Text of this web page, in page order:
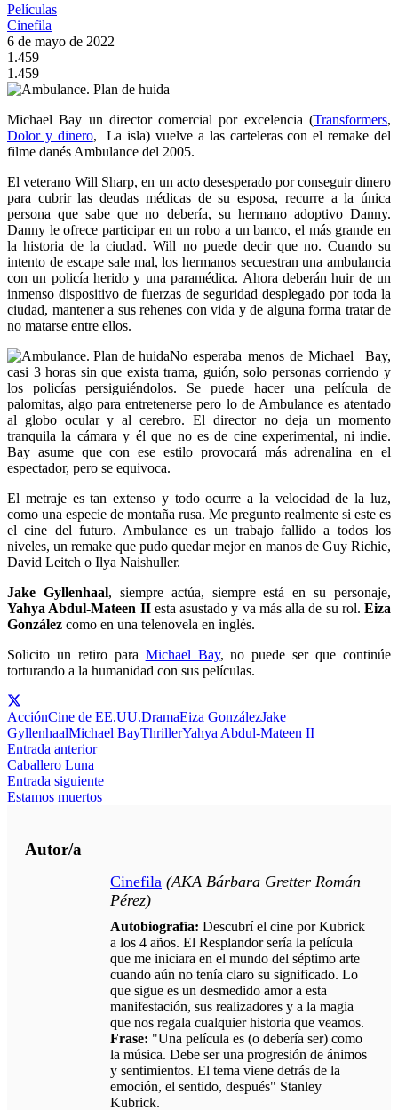
Películas
Cinefila
6 de mayo de 2022
1.459
1.459
Michael Bay un director comercial por excelencia (Transformers,
Dolor y dinero, La isla) vuelve a las carteleras con el remake del
filme danés Ambulance del 2005.
El veterano Will Sharp, en un acto desesperado por conseguir dinero
para cubrir las deudas médicas de su esposa, recurre a la única
persona que sabe que no debería, su hermano adoptivo Danny.
Danny le ofrece participar en un robo a un banco, el más grande en
la historia de la ciudad. Will no puede decir que no. Cuando su
intento de escape sale mal, los hermanos secuestran una ambulancia
con un policía herido y una paramédica. Ahora deberán huir de un
inmenso dispositivo de fuerzas de seguridad desplegado por toda la
ciudad, mantener a sus rehenes con vida y de alguna forma tratar de
no matarse entre ellos.
No esperaba menos de Michael Bay,
casi 3 horas sin que exista trama, guión, solo personas corriendo y
los policías persiguiéndolos. Se puede hacer una película de
palomitas, algo para entretenerse pero lo de Ambulance es atentado
al globo ocular y al cerebro. El director no deja un momento
tranquila la cámara y él que no es de cine experimental, ni indie.
Bay asume que con ese estilo provocará más adrenalina en el
espectador, pero se equivoca.
El metraje es tan extenso y todo ocurre a la velocidad de la luz,
como una especie de montaña rusa. Me pregunto realmente si este es
el cine del futuro. Ambulance es un trabajo fallido a todos los
niveles, un remake que pudo quedar mejor en manos de Guy Richie,
David Leitch o Ilya Naishuller.
Jake Gyllenhaal, siempre actúa, siempre está en su personaje,
Yahya Abdul-Mateen IIesta asustado y va más alla de su rol. Eiza
González como en una telenovela en inglés.
Solicito un retiro para Michael Bay, no puede ser que continúe
torturando a la humanidad con sus películas.
AcciónCine de EE.UU.DramaEiza GonzálezJake
GyllenhaalMichael BayThrillerYahya Abdul-Mateen II
Entrada anterior
Caballero Luna
Entrada siguiente
Estamos muertos
Autor/a
Cinefila (AKA Bárbara Gretter Román
Pérez)
Autobiografía: Descubrí el cine por Kubrick
a los 4 años. El Resplandor sería la película
que me iniciara en el mundo del séptimo arte
cuando aún no tenía claro su significado. Lo
que sigue es un desmedido amor a esta
manifestación, sus realizadores y a la magia
que nos regala cualquier historia que veamos.
Frase: "Una película es (o debería ser) como
la música. Debe ser una progresión de ánimos
y sentimientos. El tema viene detrás de la
emoción, el sentido, después" Stanley
Kubrick.